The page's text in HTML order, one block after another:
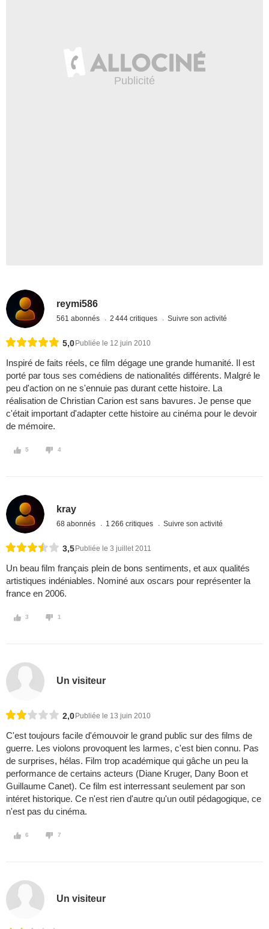
reymi586
561 abonnés 2 444 critiques Suivre son activité
5,0 Publiée le 12 juin 2010
Inspiré de faits réels, ce film dégage une grande humanité. Il est
porté par tous ses comédiens de nationalités différents. Malgré le
peu d'action on ne s'ennuie pas durant cette histoire. La
réalisation de Christian Carion est sans bavures. Je pense que
c'était important d'adapter cette histoire au cinéma pour le devoir
de mémoire.
5 4
kray
68 abonnés 1 266 critiques Suivre son activité
3,5 Publiée le 3 juillet 2011
Un beau film français plein de bons sentiments, et aux qualités
artistiques indéniables. Nominé aux oscars pour représenter la
france en 2006.
3 1
Un visiteur
2,0 Publiée le 13 juin 2010
C'est toujours facile d'émouvoir le grand public sur des films de
guerre. Les violons provoquent les larmes, c'est bien connu. Pas
de surprises, hélas. Film trop académique qui gâche un peu la
performance de certains acteurs (Diane Kruger, Dany Boon et
Guillaume Canet). Ce film est interressant seulement par son
intéret historique. Ce n'est rien d'autre qu'un outil pédagogique, ce
n'est pas du cinéma.
6 7
Un visiteur